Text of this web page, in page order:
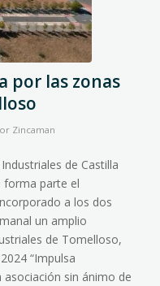
por las zonas
Zincaman
de Castilla
forma parte el
a los dos
un amplio
de Tomelloso,
“Impulsa
sin ánimo de